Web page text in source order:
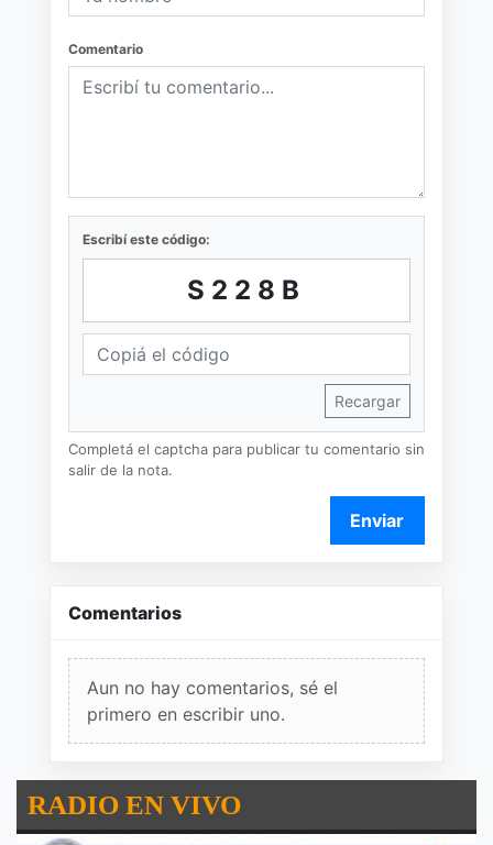
Comentario
Escribí este código:
S228B
Recargar
Completá el captcha para publicar tu comentario sin
salir de la nota.
Enviar
Comentarios
Aun no hay comentarios, sé el
primero en escribir uno.
RADIO EN VIVO